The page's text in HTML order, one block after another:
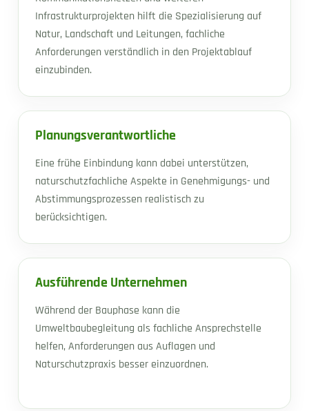
Infrastrukturprojekten hilft die Spezialisierung auf
Natur, Landschaft und Leitungen, fachliche
Anforderungen verständlich in den Projektablauf
einzubinden.
Planungsverantwortliche
Eine frühe Einbindung kann dabei unterstützen,
naturschutzfachliche Aspekte in Genehmigungs- und
Abstimmungsprozessen realistisch zu
berücksichtigen.
Ausführende Unternehmen
Während der Bauphase kann die
Umweltbaubegleitung als fachliche Ansprechstelle
helfen, Anforderungen aus Auflagen und
Naturschutzpraxis besser einzuordnen.